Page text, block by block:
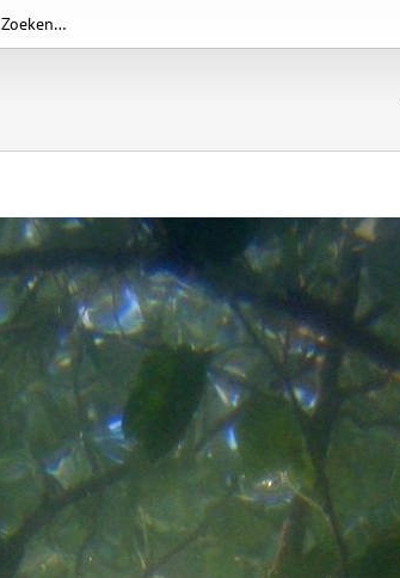
Zoeken…